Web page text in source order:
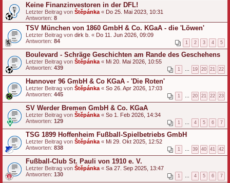
Keine Finanzinvestoren in der DFL!
Letzter Beitrag von Štěpánka « Do 25. Mai 2023, 10:31
Antworten: 8
TSV München von 1860 GmbH & Co. KGaA - die 'Löwen'
Letzter Beitrag von dirk b. « Do 11. Jun 2026, 09:09
Antworten: 84 1 2 3 4 5
Boulevard - Schräge Geschichten am Rande des Geschehens
Letzter Beitrag von Štěpánka « Mi 20. Mai 2026, 10:55
Antworten: 439 1 19 20 21 22
Hannover 96 GmbH & Co KGaA - 'Die Roten'
Letzter Beitrag von Štěpánka « So 26. Apr 2026, 17:03
Antworten: 445 1 20 21 22 23
SV Werder Bremen GmbH & Co. KGaA
Letzter Beitrag von Štěpánka « So 1. Feb 2026, 14:34
Antworten: 129 1 4 5 6 7
TSG 1899 Hoffenheim Fußball-Spielbetriebs GmbH
Letzter Beitrag von Štěpánka « Mi 29. Okt 2025, 12:52
Antworten: 838 1 39 40 41 42
Fußball-Club St. Pauli von 1910 e. V.
Letzter Beitrag von Štěpánka « Sa 27. Sep 2025, 13:47
Antworten: 130 1 4 5 6 7